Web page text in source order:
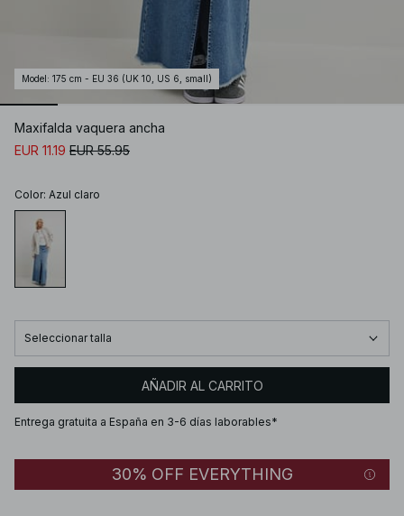
Model : 175 cm - EU 36 (UK 10, US 6, small)
Maxifalda vaquera ancha
EUR 11.19 EUR 55.95
Color: Azul claro
Seleccionar talla
AÑADIR AL CARRITO
Entrega gratuita a España en 3-6 días laborables*
30% OFF EVERYTHING